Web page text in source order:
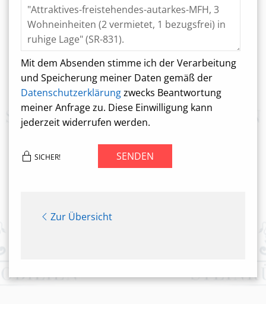
Mit dem Absenden stimme ich der Verarbeitung
und Speicherung meiner Daten gemäß der
Datenschutzerklärungzwecks Beantwortung
meiner Anfrage zu. Diese Einwilligung kann
jederzeit widerrufen werden.
SICHER! SENDEN
Zur Übersicht